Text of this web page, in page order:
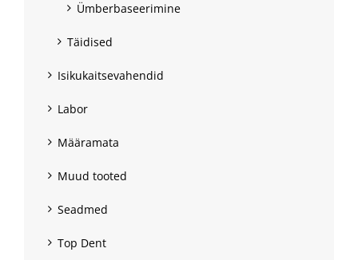
Ümberbaseerimine
Täidised
Isikukaitsevahendid
Labor
Määramata
Muud tooted
Seadmed
Top Dent